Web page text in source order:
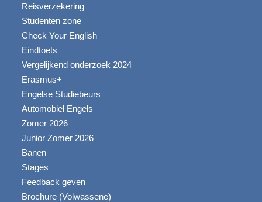
Reisverzekering
Studenten zone
Check Your English
Eindtoets
Vergelijkend onderzoek 2024
Erasmus+
Engelse Studiebeurs
Automobiel Engels
Zomer 2026
Junior Zomer 2026
Banen
Stages
Feedback geven
Brochure (Volwassene)